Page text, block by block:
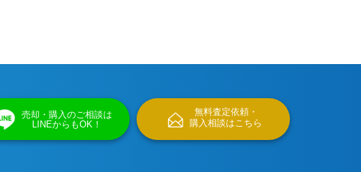
売却・購入のご相談は
LINEからもOK！
無料査定依頼・
購入相談はこちら